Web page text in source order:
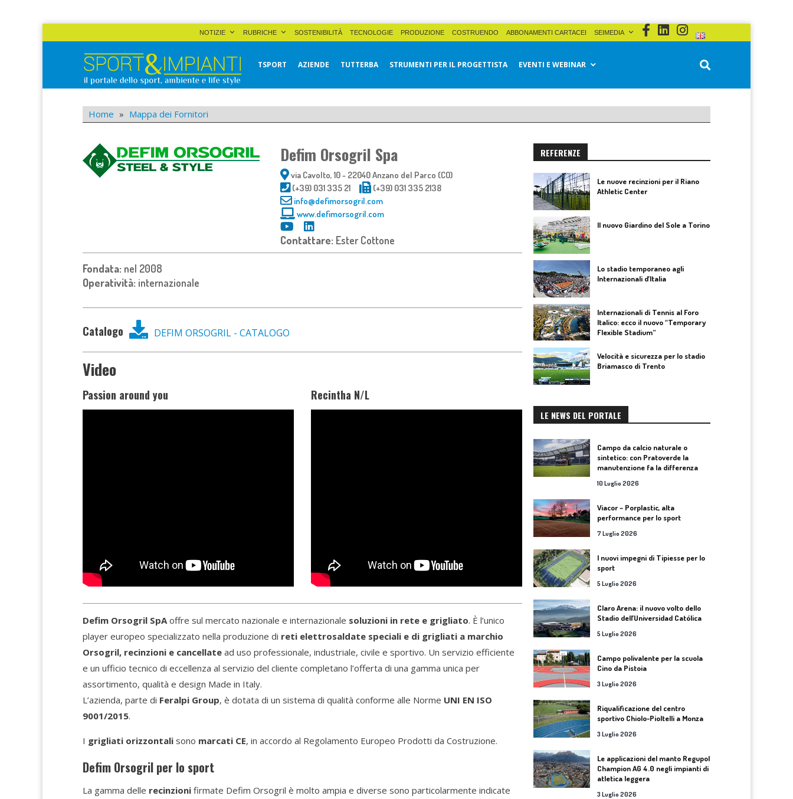
NOTIZIE RUBRICHE SOSTENIBILITÀ TECNOLOGIE PRODUZIONE COSTRUENDO ABBONAMENTI CARTACEI SEIMEDIA
Sport&Impianti
TSPORT AZIENDE TUTTERBA STRUMENTI PER IL PROGETTISTA EVENTI E WEBINAR
Home » Mappa dei Fornitori
Defim Orsogril Spa
via Cavolto, 10 - 22040 Anzano del Parco (CO)
(+39) 031 335 21
(+39) 031 335 2138
info@defimorsogril.com
www.defimorsogril.com
Contattare: Ester Cottone
Fondata: nel 2008
Operatività: internazionale
Catalogo DEFIM ORSOGRIL - CATALOGO
Video
Passion around you Recintha N/L
Defim Orsogril SpA offre sul mercato nazionale e internazionale soluzioni in rete e grigliato. È l’unico
player europeo specializzato nella produzione di reti elettrosaldate speciali e di grigliati a marchio
Orsogril, recinzioni e cancellate ad uso professionale, industriale, civile e sportivo. Un servizio efficiente
e un ufficio tecnico di eccellenza al servizio del cliente completano l’offerta di una gamma unica per
assortimento, qualità e design Made in Italy.
L’azienda, parte di Feralpi Group, è dotata di un sistema di qualità conforme alle Norme UNI EN ISO
9001/2015.
I grigliati orizzontali sono marcati CE, in accordo al Regolamento Europeo Prodotti da Costruzione.
Defim Orsogril per lo sport
La gamma delle recinzioni firmate Defim Orsogril è molto ampia e diverse sono particolarmente indicate
REFERENZE
Le nuove recinzioni per il Riano
Athletic Center
Il nuovo Giardino del Sole a Torino
Lo stadio temporaneo agli
Internazionali d’Italia
Internazionali di Tennis al Foro
Italico: ecco il nuovo “Temporary
Flexible Stadium”
Velocità e sicurezza per lo stadio
Briamasco di Trento
LE NEWS DEL PORTALE
Campo da calcio naturale o
sintetico: con Pratoverde la
manutenzione fa la differenza
10 Luglio 2026
Viacor – Porplastic, alta
performance per lo sport
7 Luglio 2026
I nuovi impegni di Tipiesse per lo
sport
5 Luglio 2026
Claro Arena: il nuovo volto dello
Stadio dell’Universidad Católica
5 Luglio 2026
Campo polivalente per la scuola
Cino da Pistoia
3 Luglio 2026
Riqualificazione del centro
sportivo Chiolo-Pioltelli a Monza
3 Luglio 2026
Le applicazioni del manto Regupol
Champion AG 4.0 negli impianti di
atletica leggera
3 Luglio 2026